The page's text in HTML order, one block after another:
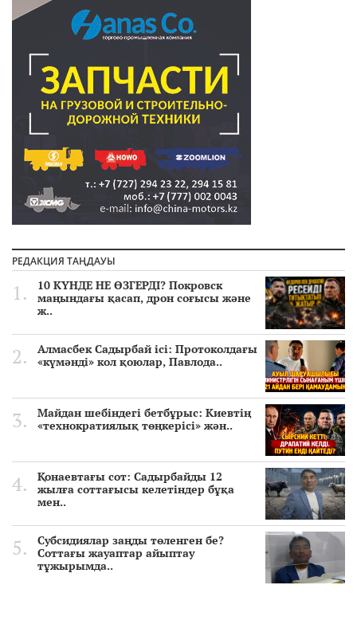
РЕДАКЦИЯ ТАҢДАУЫ
10 КҮНДЕ НЕ ӨЗГЕРДІ? Покровск
маңындағы қасап, дрон соғысы және
ж..
Алмасбек Садырбай ісі: Протоколдағы
«күмәнді» кол қоюлар, Павлода..
Майдан шебіндегі бетбұрыс: Киевтің
«технократиялық төңкерісі» жән..
Қонаевтағы сот: Садырбайды 12
жылға соттағысы келетіндер бұқа
мен..
Субсидиялар заңды төленген бе?
Соттағы жауаптар айыптау
тұжырымда..